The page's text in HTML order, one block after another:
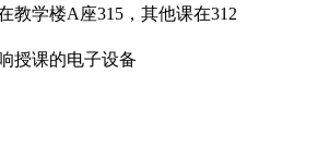
教学楼A 座315 ，其他课在312
授课的电子设备